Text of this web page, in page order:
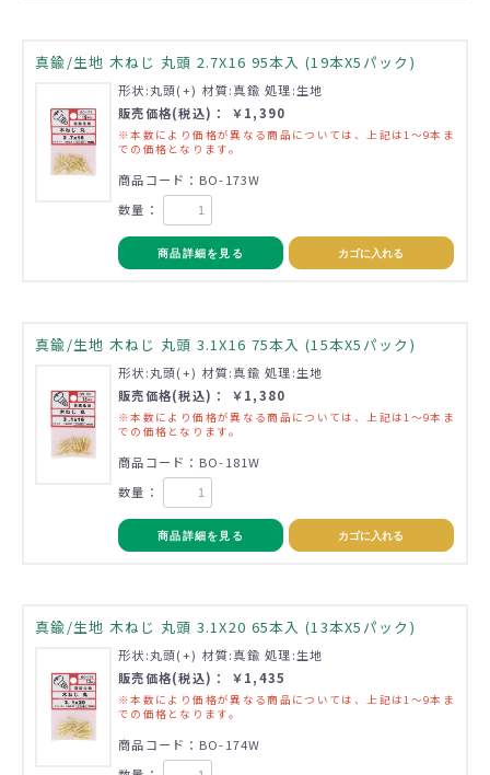
真鍮/生地 木ねじ 丸頭 2.7X16 95本入 (19本X5パック)
形状:丸頭(+) 材質:真鍮 処理:生地
販売価格(税込)： ￥1,390
※本数により価格が異なる商品については、上記は1～9本ま
での価格となります。
商品コード：BO-173W
数量：
商品詳細を見る カゴに入れる
真鍮/生地 木ねじ 丸頭 3.1X16 75本入 (15本X5パック)
形状:丸頭(+) 材質:真鍮 処理:生地
販売価格(税込)： ￥1,380
※本数により価格が異なる商品については、上記は1～9本ま
での価格となります。
商品コード：BO-181W
数量：
商品詳細を見る カゴに入れる
真鍮/生地 木ねじ 丸頭 3.1X20 65本入 (13本X5パック)
形状:丸頭(+) 材質:真鍮 処理:生地
販売価格(税込)： ￥1,435
※本数により価格が異なる商品については、上記は1～9本ま
での価格となります。
商品コード：BO-174W